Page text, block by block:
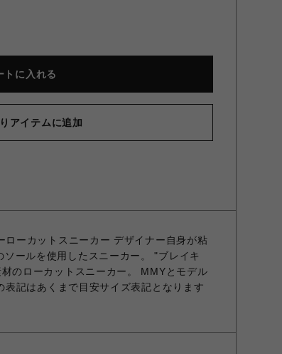
トに入れる
アイテムに追加
ーカットスニーカー デザイナー自身が粘
ールを使用したスニーカー。 "ブレイキ
のローカットスニーカー。 MMYとモデル
記はあくまで目安サイズ表記となります